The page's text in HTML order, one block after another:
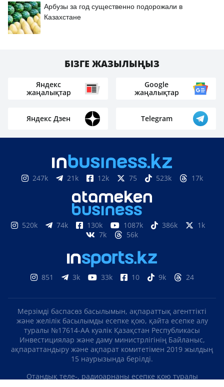
Арбузы за год существенно подорожали в
Казахстане
БІЗГЕ ЖАЗЫЛЫҢЫЗ
Яндекс
жаңалықтар
Google
жаңалықтар
Яндекс Дзен Telegram
247k 21k 12k 75 523k 17k
520k 74k 130k 1087k 386k
1k
7k
56k
851 3k 33k 10 9k 24
Мерзімді баспасөз басылымын, ақпараттық агенттікті
және желілік басылымды есепке қою, қайта есепке алу
туралы №17614-АА куәлік Қазақстан Республикасы
Инвестициялар және даму министрлігінің Байланыс,
ақпараттандыру және ақпарат комитетімен 2019 жылдың
15 наурызында берілді.
Отандық теле-, радиоарнаны есепке қою туралы